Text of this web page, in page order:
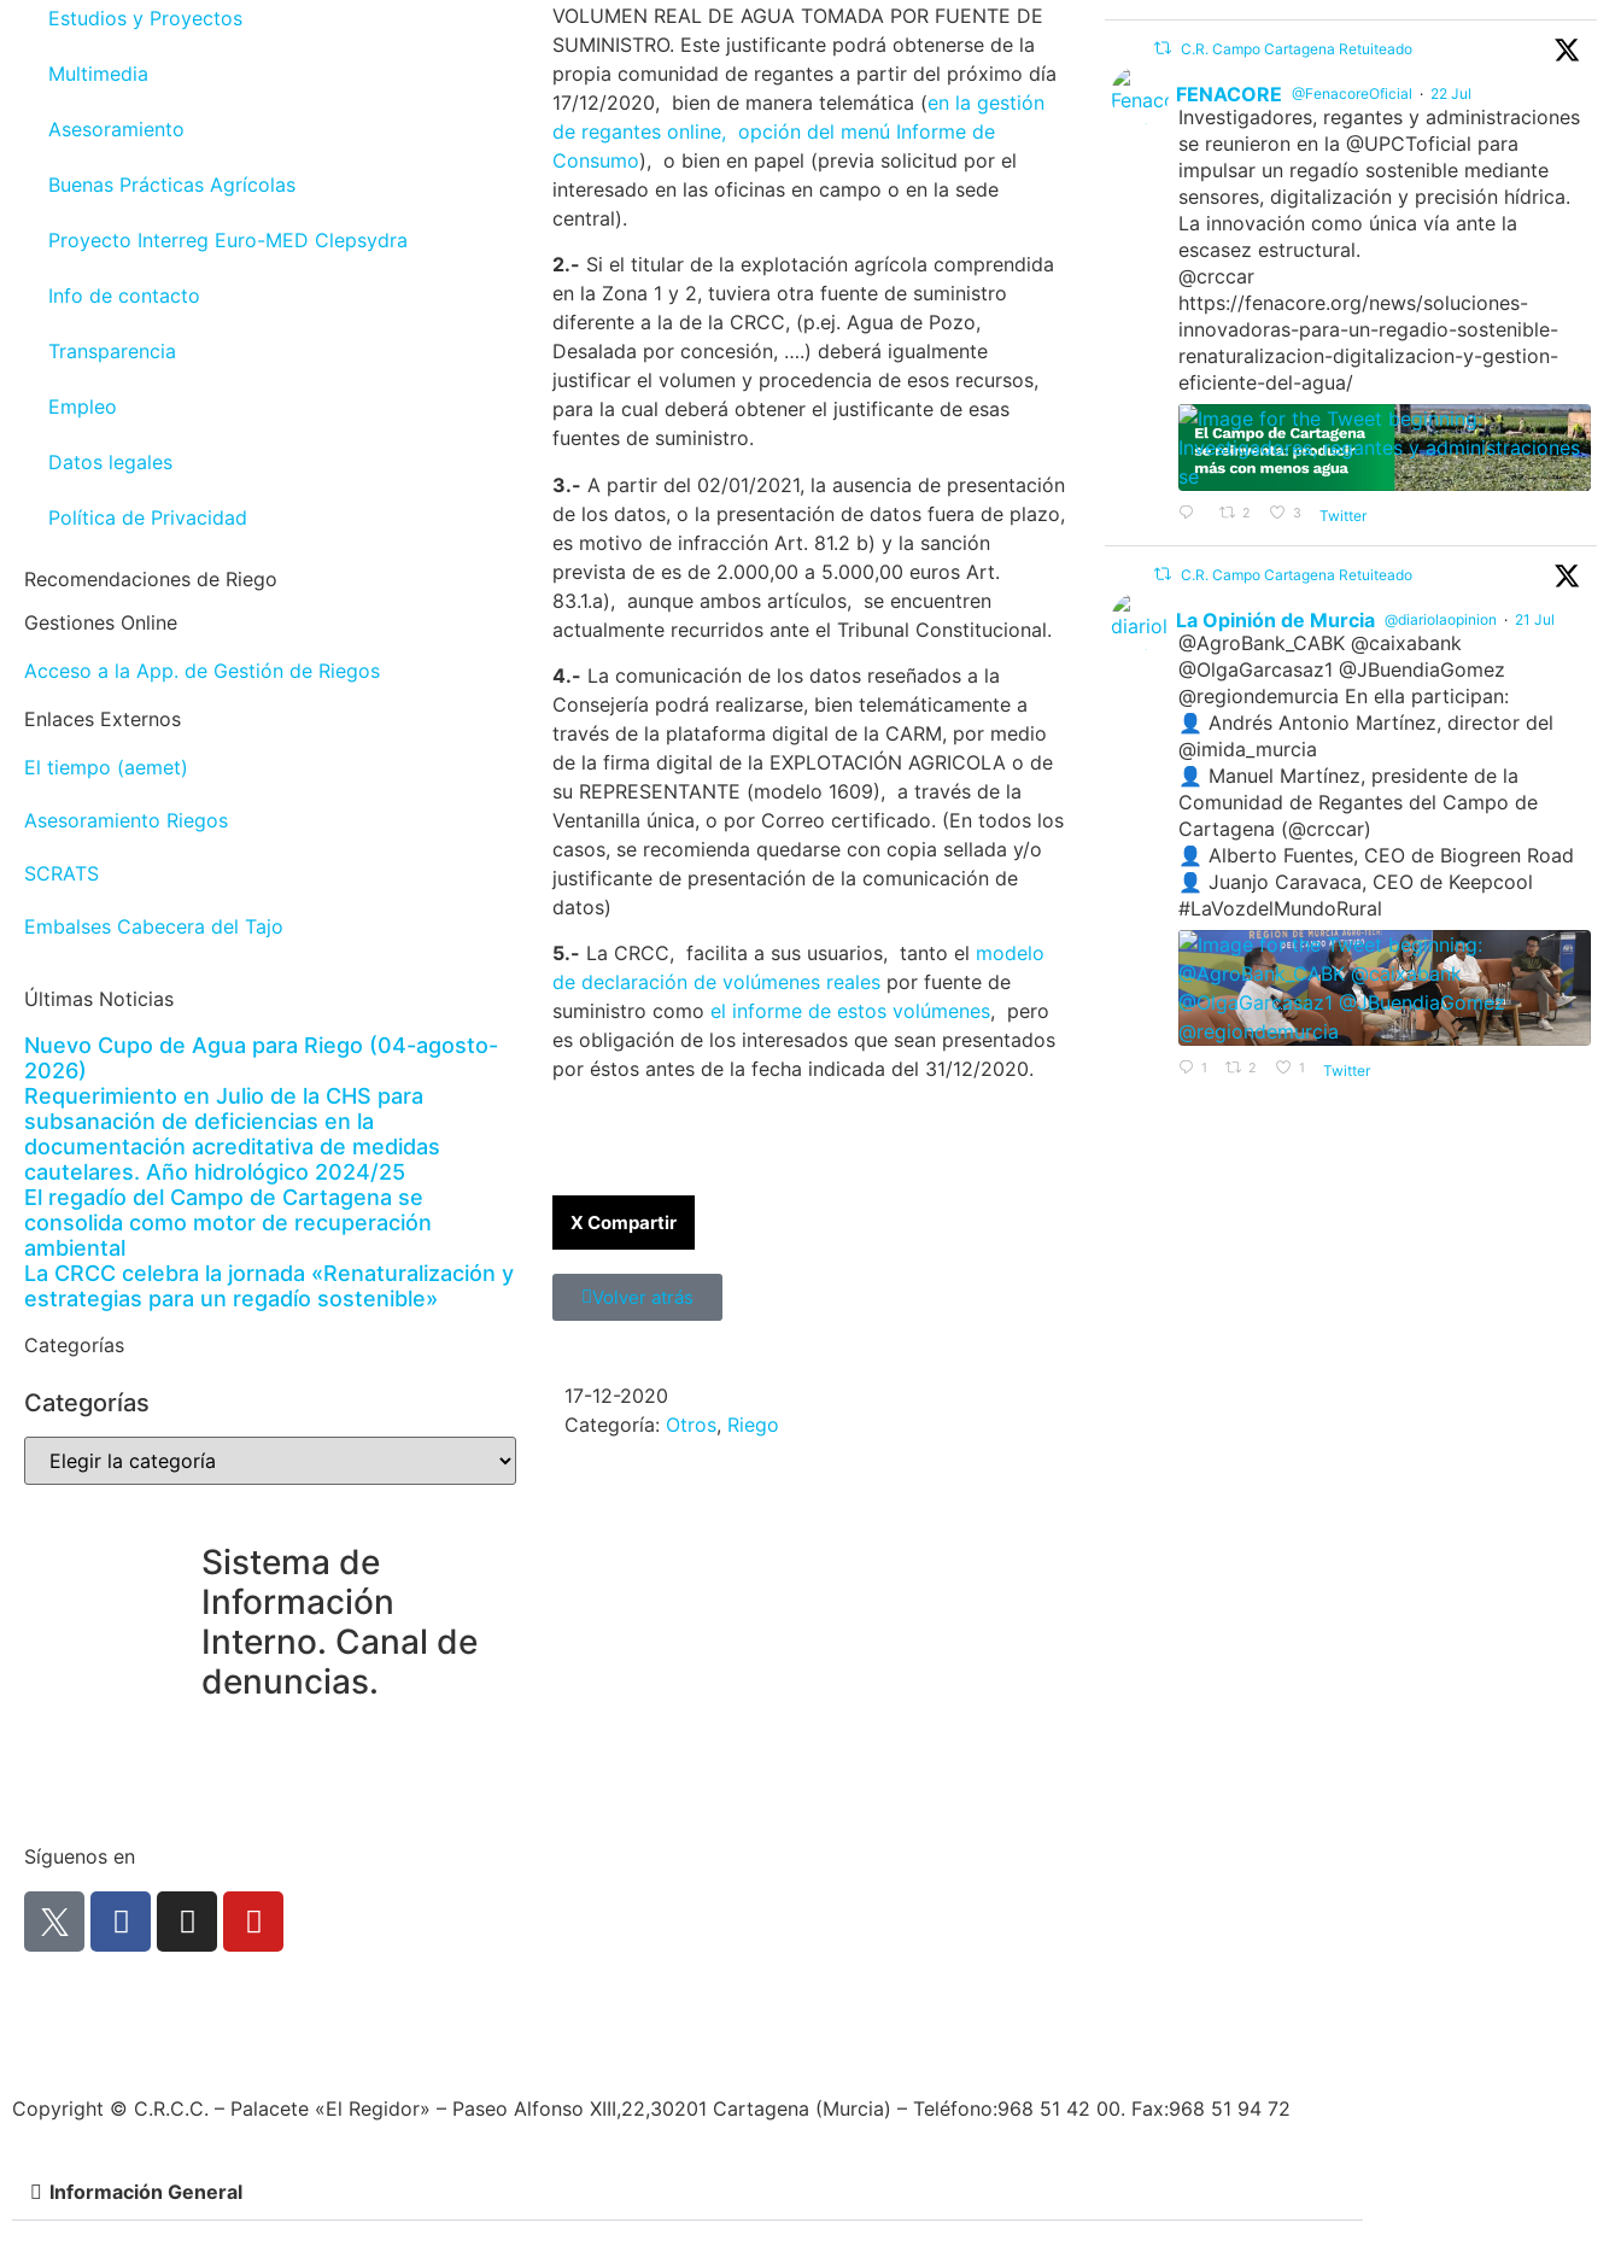
Estudios y Proyectos
Multimedia
Asesoramiento
Buenas Prácticas Agrícolas
Proyecto Interreg Euro-MED Clepsydra
Info de contacto
Transparencia
Empleo
Datos legales
Política de Privacidad
Recomendaciones de Riego
Gestiones Online
Acceso a la App. de Gestión de Riegos
Enlaces Externos
El tiempo (aemet)
Asesoramiento Riegos
SCRATS
Embalses Cabecera del Tajo
Últimas Noticias
Nuevo Cupo de Agua para Riego (04-agosto-
2026)
Requerimiento en Julio de la CHS para
subsanación de deficiencias en la
documentación acreditativa de medidas
cautelares. Año hidrológico 2024/25
El regadío del Campo de Cartagena se
consolida como motor de recuperación
ambiental
La CRCC celebra la jornada «Renaturalización y
estrategias para un regadío sostenible»
Categorías
Categorías
Sistema de
Información
Interno. Canal de
denuncias.
Síguenos en
VOLUMEN REAL DE AGUA TOMADA POR FUENTE DE
SUMINISTRO. Este justificante podrá obtenerse de la
propia comunidad de regantes a partir del próximo día
17/12/2020, bien de manera telemática (en la gestión
de regantes online, opción del menú Informe de
Consumo), o bien en papel (previa solicitud por el
interesado en las oficinas en campo o en la sede
central).
2.- Si el titular de la explotación agrícola comprendida
en la Zona 1 y 2, tuviera otra fuente de suministro
diferente a la de la CRCC, (p.ej. Agua de Pozo,
Desalada por concesión, ….) deberá igualmente
justificar el volumen y procedencia de esos recursos,
para la cual deberá obtener el justificante de esas
fuentes de suministro.
3.- A partir del 02/01/2021, la ausencia de presentación
de los datos, o la presentación de datos fuera de plazo,
es motivo de infracción Art. 81.2 b) y la sanción
prevista de es de 2.000,00 a 5.000,00 euros Art.
83.1.a), aunque ambos artículos, se encuentren
actualmente recurridos ante el Tribunal Constitucional.
4.- La comunicación de los datos reseñados a la
Consejería podrá realizarse, bien telemáticamente a
través de la plataforma digital de la CARM, por medio
de la firma digital de la EXPLOTACIÓN AGRICOLA o de
su REPRESENTANTE (modelo 1609), a través de la
Ventanilla única, o por Correo certificado. (En todos los
casos, se recomienda quedarse con copia sellada y/o
justificante de presentación de la comunicación de
datos)
5.- La CRCC, facilita a sus usuarios, tanto el modelo
de declaración de volúmenes reales por fuente de
suministro como el informe de estos volúmenes, pero
es obligación de los interesados que sean presentados
por éstos antes de la fecha indicada del 31/12/2020.
X Compartir
Volver atrás
17-12-2020
Categoría: Otros, Riego
C.R. Campo Cartagena Retuiteado
FENACORE @FenacoreOficial · 22 Jul
Investigadores, regantes y administraciones
se reunieron en la @UPCToficial para
impulsar un regadío sostenible mediante
sensores, digitalización y precisión hídrica.
La innovación como única vía ante la
escasez estructural.
@crccar
https://fenacore.org/news/soluciones-
innovadoras-para-un-regadio-sostenible-
renaturalizacion-digitalizacion-y-gestion-
eficiente-del-agua/
2 3 Twitter
C.R. Campo Cartagena Retuiteado
La Opinión de Murcia @diariolaopinion · 21 Jul
@AgroBank_CABK @caixabank
@OlgaGarcasaz1 @JBuendiaGomez
@regiondemurcia En ella participan:
👤 Andrés Antonio Martínez, director del
@imida_murcia
👤 Manuel Martínez, presidente de la
Comunidad de Regantes del Campo de
Cartagena (@crccar)
👤 Alberto Fuentes, CEO de Biogreen Road
👤 Juanjo Caravaca, CEO de Keepcool
#LaVozdelMundoRural
1 2 1 Twitter
Copyright © C.R.C.C. – Palacete «El Regidor» – Paseo Alfonso XIII,22,30201 Cartagena (Murcia) – Teléfono:968 51 42 00. Fax:968 51 94 72
Información General